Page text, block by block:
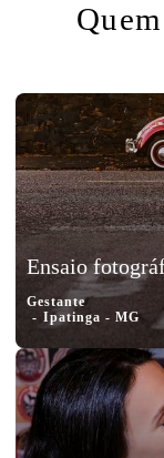
Gestante
Ipatinga - MG